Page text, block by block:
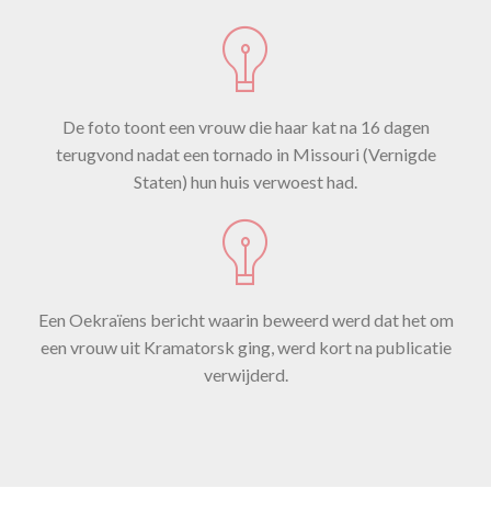
De foto toont een vrouw die haar kat na 16 dagen
terugvond nadat een tornado in Missouri (Vernigde
Staten) hun huis verwoest had.
Een Oekraïens bericht waarin beweerd werd dat het om
een vrouw uit Kramatorsk ging, werd kort na publicatie
verwijderd.